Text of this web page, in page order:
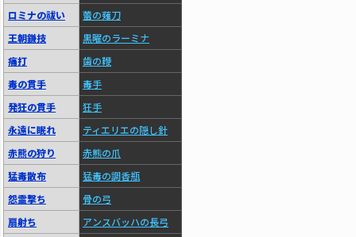
ロミナの祓い
蕾の薙刀
王朝鎌技
黒曜のラーミナ
痛打
歯の鞭
毒の貫手
毒手
発狂の貫手
狂手
永遠に眠れ
ティエリエの隠し針
赤熊の狩り
赤熊の爪
猛毒散布
猛毒の調香瓶
怨霊撃ち
骨の弓
扇射ち
アンスバッハの長弓